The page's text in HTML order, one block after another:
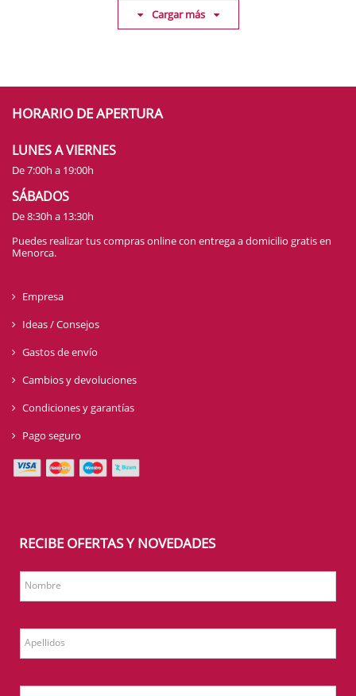
Cargar más
HORARIO DE APERTURA
LUNES A VIERNES
De 7:00h a 19:00h
SÁBADOS
De 8:30h a 13:30h
Puedes realizar tus compras online con entrega a domicilio gratis en
Menorca.
Empresa
Ideas / Consejos
Gastos de envío
Cambios y devoluciones
Condiciones y garantías
Pago seguro
RECIBE OFERTAS Y NOVEDADES
Nombre
Apellidos